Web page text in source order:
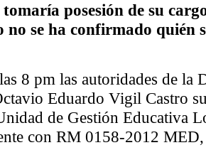
posesión de su
no se ha confirmado quién
8 pm las autoridades de la
Eduardo Vigil Castro
de Gestión Educativa
con RM 0158-2012 MED,